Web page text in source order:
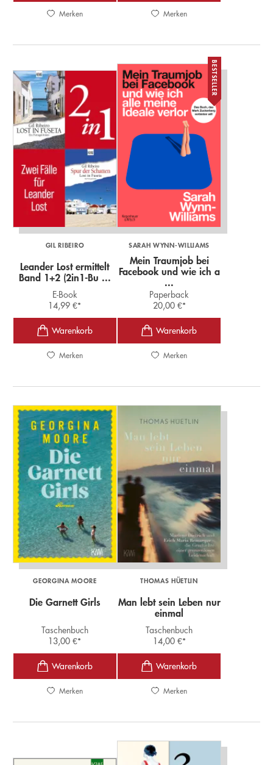
Merken Merken
GIL RIBEIRO
Leander Lost ermittelt
Band 1+2 (2in1-Bu ...
E-Book
14,99€*
Merken
BESTSELLER
SARAH WYNN-WILLIAMS
Mein Traumjob bei
Facebook und wie ich a
...
Paperback
20,00 €*
Merken
GEORGINA MOORE
Die Garnett Girls
Taschenbuch
13,00€*
Merken
THOMAS HÜETLIN
Man lebt sein Leben nur
einmal
Taschenbuch
14,00 €*
Merken